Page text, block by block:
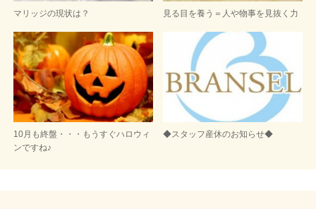
マリッジの現状は？ 見る目を養う＝人や物事を見抜く力
10月も終盤・・・もうすぐハロウィ
ンですね♪
◆スタッフ産休のお知らせ◆